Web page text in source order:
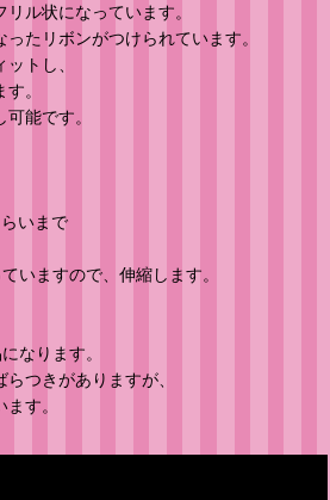
ル状になっています。
たリボンがつけられています。
トし、
。
能です。
いまで
いますので、伸縮します。
なります。
つきがありますが、
す。